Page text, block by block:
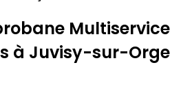
Multiservice
à Juvisy-sur-Orge